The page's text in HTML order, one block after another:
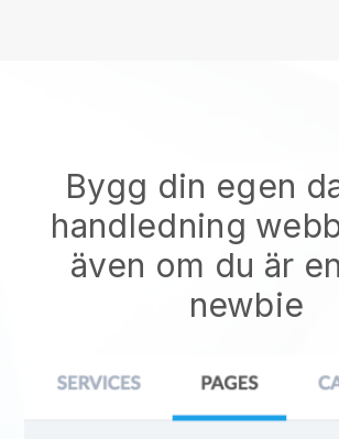
Bygg din egen
handledning
även om du är
newbie